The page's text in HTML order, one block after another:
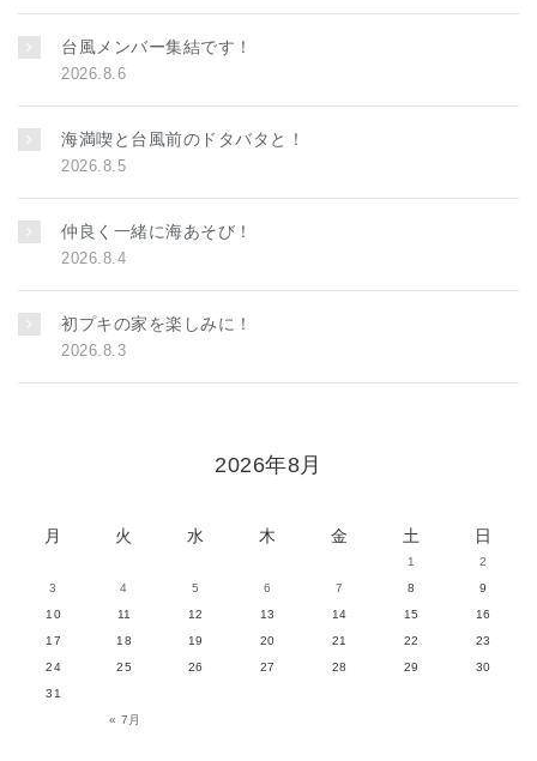
台風メンバー集結です！
2026.8.6
海満喫と台風前のドタバタと！
2026.8.5
仲良く一緒に海あそび！
2026.8.4
初プキの家を楽しみに！
2026.8.3
2026年8月
月 火 水 木 金 土 日
« 7月
1
2
3
4 5 6 7 8
9
10
11 12 13 14 15
16
17
18 19 20 21 22
23
24
25 26 27 28 29
30
31